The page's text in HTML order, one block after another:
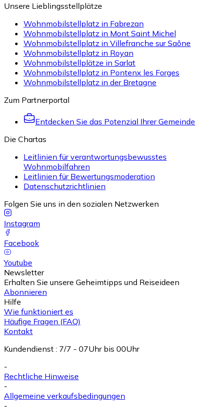
Unsere Lieblingsstellplätze
Wohnmobilstellplatz in Fabrezan
Wohnmobilstellplatz in Mont Saint Michel
Wohnmobilstellplatz in Villefranche sur Saône
Wohnmobilstellplatz in Royan
Wohnmobilstellplätze in Sarlat
Wohnmobilstellplatz in Pontenx les Forges
Wohnmobilstellplatz in der Bretagne
Zum Partnerportal
Entdecken Sie das Potenzial Ihrer Gemeinde
Die Chartas
Leitlinien für verantwortungsbewusstes
Wohnmobilfahren
Leitlinien für Bewertungsmoderation
Datenschutzrichtlinien
Folgen Sie uns in den sozialen Netzwerken
Instagram
Facebook
Youtube
Newsletter
Erhalten Sie unsere Geheimtipps und Reiseideen
Abonnieren
Hilfe
Wie funktioniert es
Häufige Fragen (FAQ)
Kontakt
Kundendienst : 7/7 - 07Uhr bis 00Uhr
-
Rechtliche Hinweise
-
Allgemeine verkaufsbedingungen
-